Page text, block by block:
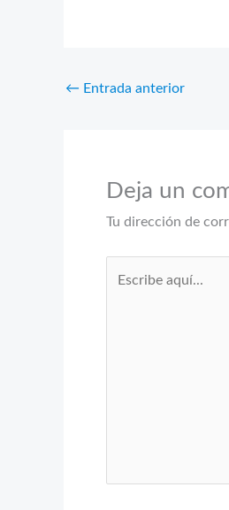
← Entrada anterior
Deja un
Tu dirección de